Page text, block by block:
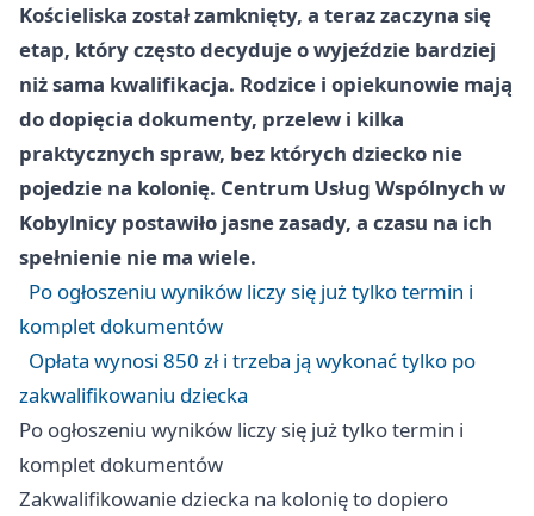
Kościeliska został zamknięty, a teraz zaczyna się
etap, który często decyduje o wyjeździe bardziej
niż sama kwalifikacja. Rodzice i opiekunowie mają
do dopięcia dokumenty, przelew i kilka
praktycznych spraw, bez których dziecko nie
pojedzie na kolonię. Centrum Usług Wspólnych w
Kobylnicy postawiło jasne zasady, a czasu na ich
spełnienie nie ma wiele.
Po ogłoszeniu wyników liczy się już tylko termin i
komplet dokumentów
Opłata wynosi 850 zł i trzeba ją wykonać tylko po
zakwalifikowaniu dziecka
Po ogłoszeniu wyników liczy się już tylko termin i
komplet dokumentów
Zakwalifikowanie dziecka na kolonię to dopiero